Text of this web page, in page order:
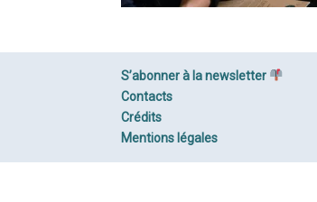
S’abonner à la newsletter
Contacts
Crédits
Mentions légales